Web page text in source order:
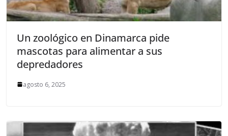
Un zoológico en Dinamarca pide
mascotas para alimentar a sus
depredadores
agosto 6, 2025